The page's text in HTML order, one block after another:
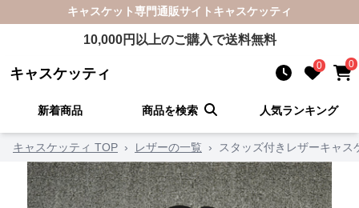
キャスケット専門通販サイト キャスケッティ
10,000円以上のご購入で送料無料
キャスケッティ 0 0
新着商品 商品を検索 人気ランキング
キャスケッティ TOP › レザーの一覧 › スタッズ付きレザーキャス